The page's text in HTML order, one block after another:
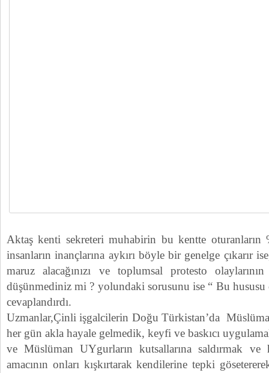
Aktaş kenti sekreteri muhabirin bu kentte
insanların inançlarına aykırı böyle bir genelge çıkarır
maruz alacağınızı ve toplumsal protesto
düşünmediniz mi ? yolundaki sorusunu ise “ Bu hususu
cevaplandırdı.
Uzmanlar,Çinli işgalcilerin Doğu Türkistan’da
her gün akla hayale gelmedik, keyfi ve baskıcı
ve Müslüman UYgurların kutsallarına saldırmak ve
amacının onları kışkırtarak kendilerine tepki